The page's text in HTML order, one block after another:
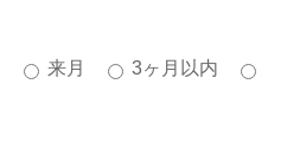
来月
3ヶ月以内